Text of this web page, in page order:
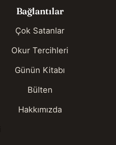
Bağlantılar
Çok Satanlar
Okur Tercihleri
Günün Kitabı
Bülten
Hakkımızda